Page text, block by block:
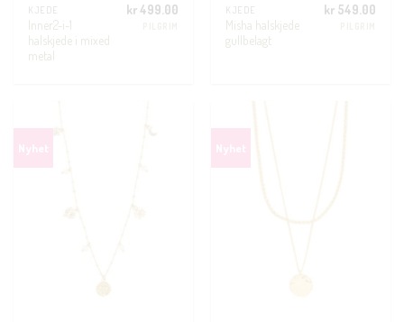
KJEDE
Inner2-i-1
halskjede i mixed
metal
kr499.00 KJEDE
Misha halskjede
gullbelagt
kr549.00